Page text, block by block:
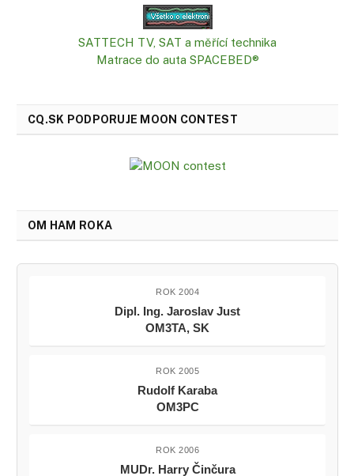
SATTECH TV, SAT a měřící technika
Matrace do auta SPACEBED®
CQ.SK PODPORUJE MOON CONTEST
OM HAM ROKA
ROK 2004
Dipl. Ing. Jaroslav Just
OM3TA, SK
ROK 2005
Rudolf Karaba
OM3PC
ROK 2006
MUDr. Harry Činčura